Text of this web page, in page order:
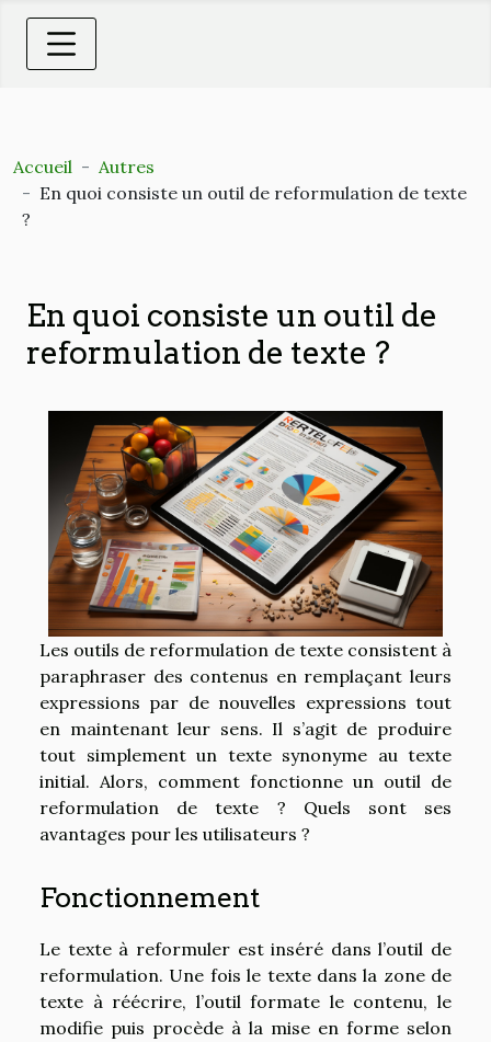
Accueil
Autres
En quoi consiste un outil de reformulation de texte
?
En quoi consiste un outil de
reformulation de texte ?
Les outils de reformulation de texte consistent à
paraphraser des contenus en remplaçant leurs
expressions par de nouvelles expressions tout
en maintenant leur sens. Il s’agit de produire
tout simplement un texte synonyme au texte
initial. Alors, comment fonctionne un outil de
reformulation de texte ? Quels sont ses
avantages pour les utilisateurs ?
Fonctionnement
Le texte à reformuler est inséré dans l’outil de
reformulation. Une fois le texte dans la zone de
texte à réécrire, l’outil formate le contenu, le
modifie puis procède à la mise en forme selon